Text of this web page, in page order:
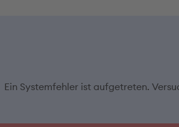
Ein Systemfehler ist aufgetreten.